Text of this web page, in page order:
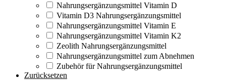
Nahrungsergänzungsmittel Vitamin D
Vitamin D3 Nahrungsergänzungsmittel
Nahrungsergänzungsmittel Vitamin E
Nahrungsergänzungsmittel Vitamin K2
Zeolith Nahrungsergänzungsmittel
Nahrungsergänzungsmittel zum Abnehmen
Zubehör für Nahrungsergänzungsmittel
Zurücksetzen